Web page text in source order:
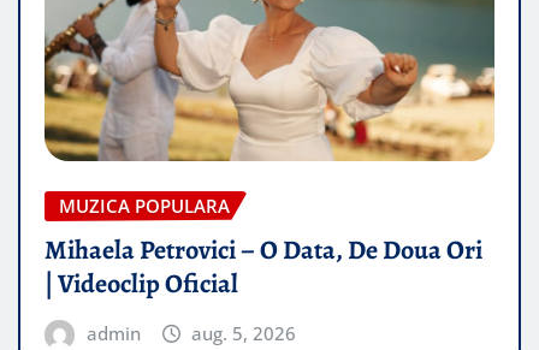
MUZICA POPULARA
Mihaela Petrovici – O Data, De Doua Ori
| Videoclip Oficial
admin aug. 5, 2026